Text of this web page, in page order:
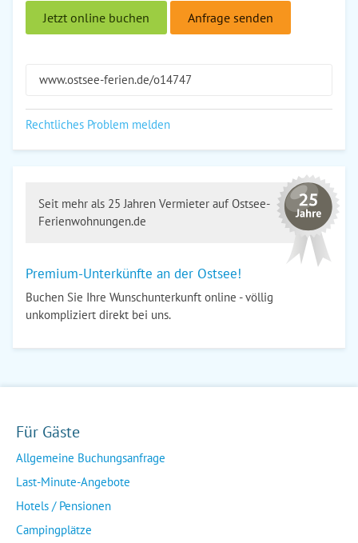
Jetzt online buchen Anfrage senden
www.ostsee-ferien.de/o14747
Rechtliches Problem melden
Seit mehr als 25 Jahren Vermieter auf Ostsee-
Ferienwohnungen.de
Premium-Unterkünfte an der Ostsee!
Buchen Sie Ihre Wunschunterkunft online - völlig
unkompliziert direkt bei uns.
Für Gäste
Allgemeine Buchungsanfrage
Last-Minute-Angebote
Hotels / Pensionen
Campingplätze